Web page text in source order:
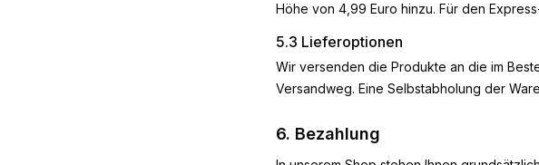
Höhe von 4,99 Euro hinzu. Für den
5.3 Lieferoptionen
Wir versenden die Produkte an die im
Versandweg. Eine Selbstabholung der
6. Bezahlung